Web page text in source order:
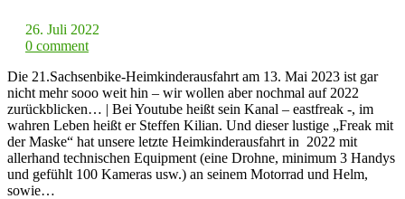
26. Juli 2022
0 comment
Die 21.Sachsenbike-Heimkinderausfahrt am 13. Mai 2023 ist gar
nicht mehr sooo weit hin – wir wollen aber nochmal auf 2022
zurückblicken… | Bei Youtube heißt sein Kanal – eastfreak -, im
wahren Leben heißt er Steffen Kilian. Und dieser lustige „Freak mit
der Maske“ hat unsere letzte Heimkinderausfahrt in 2022 mit
allerhand technischen Equipment (eine Drohne, minimum 3 Handys
und gefühlt 100 Kameras usw.) an seinem Motorrad und Helm,
sowie…